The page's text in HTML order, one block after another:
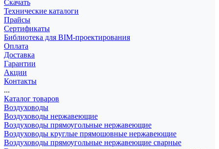
Скачать
Технические каталоги
Прайсы
Сертификаты
Библиотека для BIM-проектирования
Оплата
Доставка
Гарантии
Акции
Контакты
...
Каталог товаров
Воздуховоды
Воздуховоды нержавеющие
Воздуховоды прямоугольные нержавеющие
Воздуховоды круглые прямошовные нержавеющие
Воздуховоды прямоугольные нержавеющие сварные